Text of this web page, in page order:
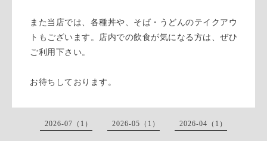
また当店では、各種丼や、そば・うどんのテイクアウ
トもございます。店内での飲食が気になる方は、ぜひ
ご利用下さい。
お待ちしております。
2026-07（1） 2026-05（1） 2026-04（1）